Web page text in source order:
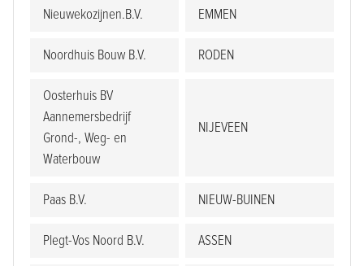
Nieuwekozijnen.B.V. EMMEN
Noordhuis Bouw B.V. RODEN
Oosterhuis BV
Aannemersbedrijf
Grond-, Weg- en
Waterbouw
NIJEVEEN
Paas B.V. NIEUW-BUINEN
Plegt-Vos Noord B.V. ASSEN